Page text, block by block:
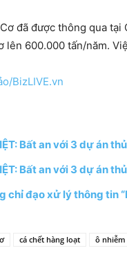
đã được thông qua
lên 600.000 tấn/năm.
BizLIVE.vn
Bất an với 3 dự án
Bất an với 3 dự án
chỉ đạo xử lý thông tin
cá chết hàng loạt ô